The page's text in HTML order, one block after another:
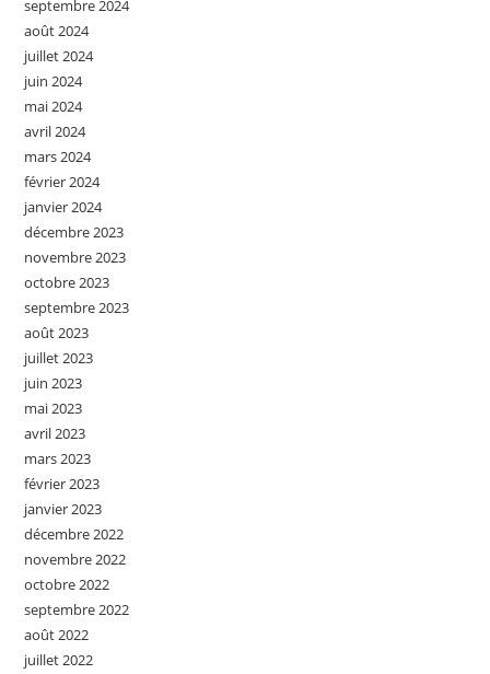
septembre 2024
août 2024
juillet 2024
juin 2024
mai 2024
avril 2024
mars 2024
février 2024
janvier 2024
décembre 2023
novembre 2023
octobre 2023
septembre 2023
août 2023
juillet 2023
juin 2023
mai 2023
avril 2023
mars 2023
février 2023
janvier 2023
décembre 2022
novembre 2022
octobre 2022
septembre 2022
août 2022
juillet 2022